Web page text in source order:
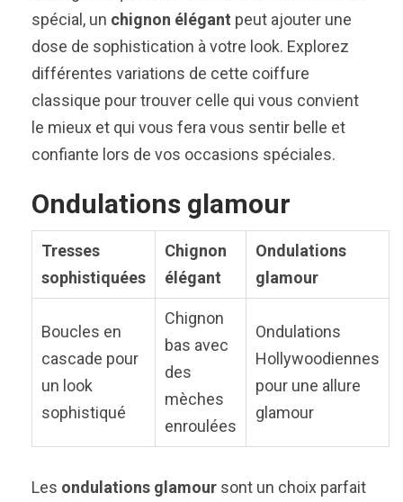
spécial, un chignon élégant peut ajouter une
dose de sophistication à votre look. Explorez
différentes variations de cette coiffure
classique pour trouver celle qui vous convient
le mieux et qui vous fera vous sentir belle et
confiante lors de vos occasions spéciales.
Ondulations glamour
Tresses
sophistiquées
Chignon
élégant
Ondulations
glamour
Boucles en
cascade pour
un look
sophistiqué
Chignon
bas avec
des
mèches
enroulées
Ondulations
Hollywoodiennes
pour une allure
glamour
Les ondulations glamour sont un choix parfait